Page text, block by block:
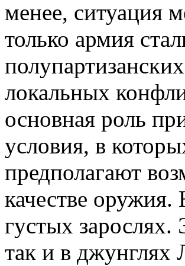
менее, ситуация
только армия
локальных
основная роль
условия, в
предполагают
качестве оружия.
густых зарослях.
так и в